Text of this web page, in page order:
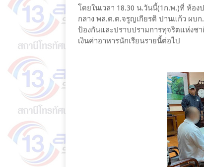
โดยในเวลา 18.30 น.วันนี้(1ก.พ.)ที่ ห้อ
กลาง พล.ต.ต.จรูญเกียรติ ปานแก้ว ผบ
ป้องกันและปราบปรามการทุจริตแห่งช
เงินค่าอาหารนักเรียนรายนี้ต่อไป